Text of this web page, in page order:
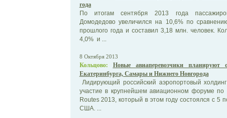
года
По итогам сентября 2013 года
Домодедово увеличился на 10,6% по
прошлого года и составил 3,18 млн. человек.
4,0% и ...
8 Октября 2013
Кольцово:
Новые авиаперевозчики планируют
Екатеринбурга, Самары и Нижнего Новгорода
Лидирующий российский аэропортовый
участие в крупнейшем авиационном форуме по
Routes 2013, который в этом году состоялся с 5
США. ...